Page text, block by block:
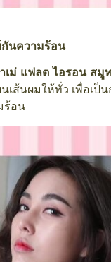
กันความร้อน
เม่ แฟลต ไอรอน สมู
เส้นผมให้ทั่ว เพื่อเป็
ร้อน